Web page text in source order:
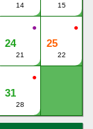
14 15
●
24
21
●
25
22
●
31
28